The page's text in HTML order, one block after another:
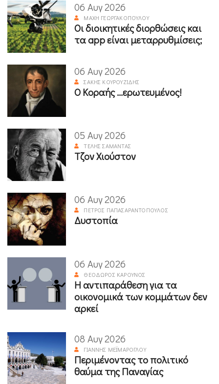
06 Αυγ 2026
ΜΆΧΗ ΓΕΩΡΓΑΚΟΠΟΎΛΟΥ
Οι διοικητικές διορθώσεις και
τα app είναι μεταρρυθμίσεις;
06 Αυγ 2026
ΣΆΚΗΣ ΚΟΥΡΟΥΖΊΔΗΣ
Ο Κοραής ...ερωτευμένος!
05 Αυγ 2026
ΤΈΛΗΣ ΣΑΜΑΝΤΆΣ
Τζον Χιούστον
06 Αυγ 2026
ΠΈΤΡΟΣ ΠΑΠΑΣΑΡΑΝΤΌΠΟΥΛΟΣ
Δυστοπία
06 Αυγ 2026
ΘΕΌΔΩΡΟΣ ΚΑΡΟΎΝΟΣ
Η αντιπαράθεση για τα
οικονομικά των κομμάτων δεν
αρκεί
08 Αυγ 2026
ΓΙΆΝΝΗΣ ΜΕΪΜΆΡΟΓΛΟΥ
Περιμένοντας το πολιτικό
θαύμα της Παναγίας